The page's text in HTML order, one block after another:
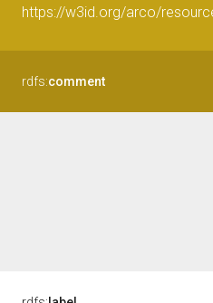
https://w3id.org/arco/
rdfs:comment